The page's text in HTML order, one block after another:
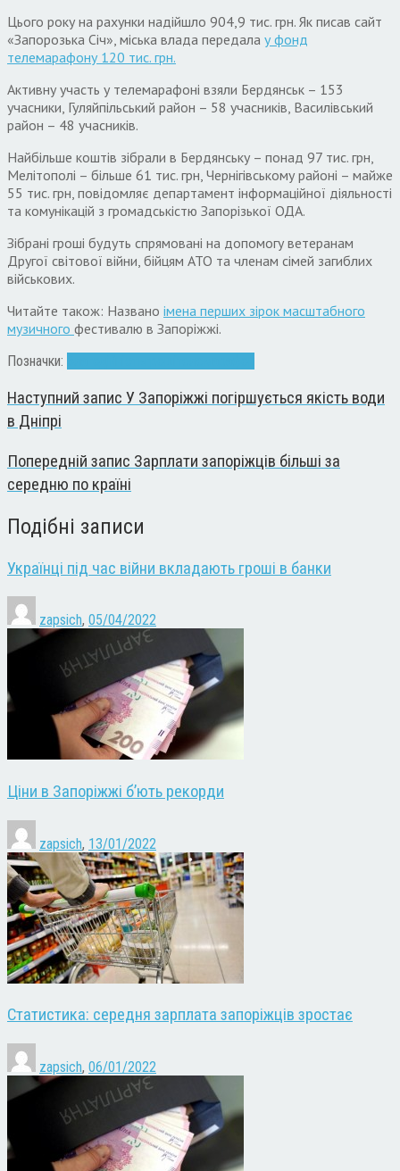
Цього року на рахунки надійшло 904,9 тис. грн. Як писав сайт
«Запорозька Січ», міська влада передала у фонд
телемарафону 120 тис. грн.
Активну участь у телемарафоні взяли Бердянськ – 153
учасники, Гуляйпільський район – 58 учасників, Василівський
район – 48 учасників.
Найбільше коштів зібрали в Бердянську – понад 97 тис. грн,
Мелітополі – більше 61 тис. грн, Чернігівському районі – майже
55 тис. грн, повідомляє департамент інформаційної діяльності
та комунікацій з громадськістю Запорізької ОДА.
Зібрані гроші будуть спрямовані на допомогу ветеранам
Другої світової війни, бійцям АТО та членам сімей загиблих
військових.
Читайте також: Названо імена перших зірок масштабного
музичного фестивалю в Запоріжжі.
Позначки:
Наступний запис У Запоріжжі погіршується якість води
в Дніпрі
Попередній запис Зарплати запоріжців більші за
середню по країні
Подібні записи
Українці під час війни вкладають гроші в банки
zapsich, 05/04/2022
Ціни в Запоріжжі б’ють рекорди
zapsich, 13/01/2022
Статистика: середня зарплата запоріжців зростає
zapsich, 06/01/2022